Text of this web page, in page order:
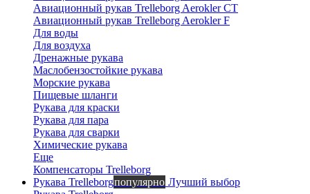
Авиационный рукав Trelleborg Aerokler CT
Авиационный рукав Trelleborg Aerokler F
Для воды
Для воздуха
Дренажные рукава
Маслобензостойкие рукава
Морские рукава
Пищевые шланги
Рукава для краски
Рукава для пара
Рукава для сварки
Химические рукава
Еще
Компенсаторы Trelleborg
Рукава Trelleborgпопулярно Лучший выбор